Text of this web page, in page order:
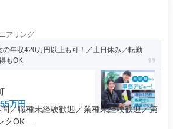
アリング
の年収420万円以上も可！／土日休み／転勤
もOK
万円
／職種未経験歓迎／業種未経験歓迎／第
OK ...